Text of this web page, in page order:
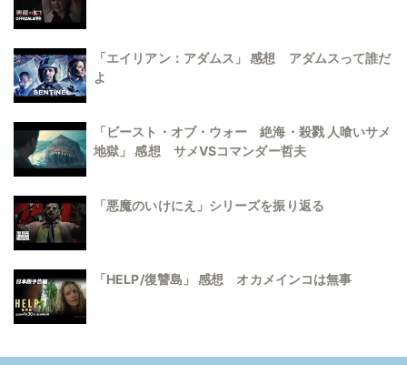
「エイリアン：アダムス」 感想 アダムスって誰だ
よ
「ビースト・オブ・ウォー 絶海・殺戮 人喰いサメ
地獄」 感想 サメVSコマンダー哲夫
「悪魔のいけにえ」シリーズを振り返る
「HELP/復讐島」 感想 オカメインコは無事